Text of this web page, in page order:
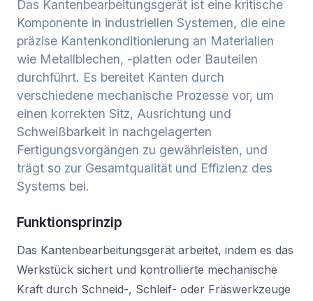
Das Kantenbearbeitungsgerät ist eine kritische
Komponente in industriellen Systemen, die eine
präzise Kantenkonditionierung an Materialien
wie Metallblechen, -platten oder Bauteilen
durchführt. Es bereitet Kanten durch
verschiedene mechanische Prozesse vor, um
einen korrekten Sitz, Ausrichtung und
Schweißbarkeit in nachgelagerten
Fertigungsvorgängen zu gewährleisten, und
trägt so zur Gesamtqualität und Effizienz des
Systems bei.
Funktionsprinzip
Das Kantenbearbeitungsgerät arbeitet, indem es das
Werkstück sichert und kontrollierte mechanische
Kraft durch Schneid-, Schleif- oder Fräswerkzeuge